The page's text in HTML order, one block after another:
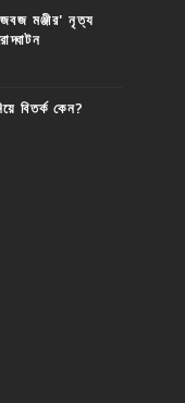
মঞ্জীর' নৃত্য
বিতর্ক কেন?